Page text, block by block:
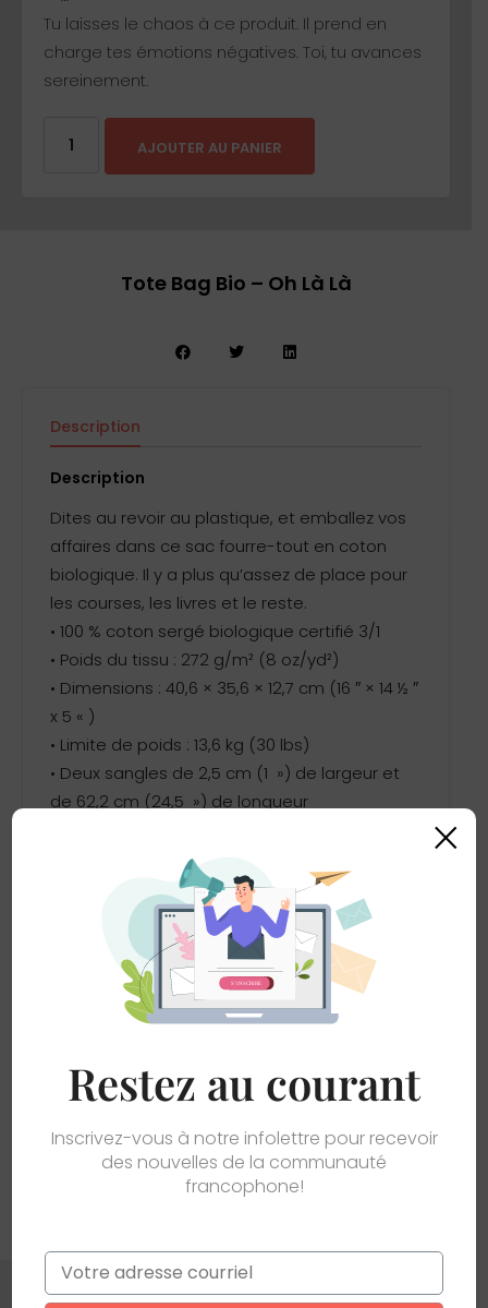
Tu laisses le chaos à ce produit. Il prend en
charge tes émotions négatives. Toi, tu avances
sereinement.
AJOUTER AU PANIER
Tote Bag Bio – Oh Là Là
Description
Description
Dites au revoir au plastique, et emballez vos
affaires dans ce sac fourre-tout en coton
biologique. Il y a plus qu’assez de place pour
les courses, les livres et le reste.
• 100 % coton sergé biologique certifié 3/1
• Poids du tissu : 272 g/m² (8 oz/yd²)
• Dimensions : 40,6 × 35,6 × 12,7 cm (16 ″ × 14 ½ ″
x 5 « )
• Limite de poids : 13,6 kg (30 lbs)
• Deux sangles de 2,5 cm (1 ») de largeur et
de 62,2 cm (24,5 ») de longueur
Restez au courant
Inscrivez-vous à notre infolettre pour recevoir
des nouvelles de la communauté
francophone!
Email
×